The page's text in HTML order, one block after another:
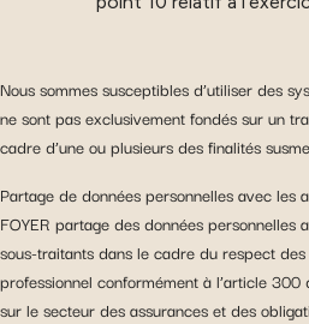
Nous sommes susceptibles d’utiliser des
ne sont pas exclusivement fondés sur un
cadre d’une ou plusieurs des finalités
Partage de données personnelles avec les
FOYER partage des données personnelles
sous-traitants dans le cadre du respect
professionnel conformément à l’article
sur le secteur des assurances et des